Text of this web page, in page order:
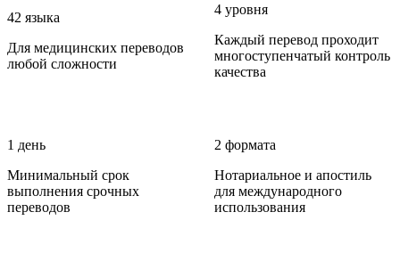
42 языка
Для медицинских переводов
любой сложности
4 уровня
Каждый перевод проходит
многоступенчатый контроль
качества
1 день
Минимальный срок
выполнения срочных
переводов
2 формата
Нотариальное и апостиль
для международного
использования